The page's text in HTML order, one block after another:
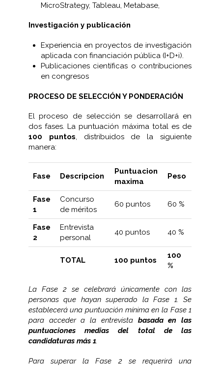
MicroStrategy, Tableau, Metabase,
Investigación y publicación
Experiencia en proyectos de investigación
aplicada con financiación pública (I+D+i).
Publicaciones científicas o contribuciones
en congresos
PROCESO DE SELECCIÓN Y PONDERACIÓN
El proceso de selección se desarrollará en
dos fases. La puntuación máxima total es de
100 puntos, distribuidos de la siguiente
manera:
Fase Descripcion
Puntuacion
maxima
Peso
Fase
1
Concurso
de méritos
60 puntos 60 %
Fase
2
Entrevista
personal
40 puntos 40 %
TOTAL 100 puntos
100
%
La Fase 2 se celebrará únicamente con las
personas que hayan superado la Fase 1. Se
establecerá una puntuación mínima en la Fase 1
para acceder a la entrevista basada en las
puntuaciones medias del total de las
candidaturas más 1.
Para superar la Fase 2 se requerirá una